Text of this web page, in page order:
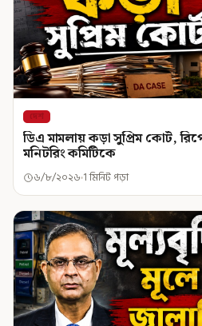
দেশ
ডিএ মামলায় কড়া সুপ্রিম কোর্ট,
মনিটরিং কমিটিকে
৬/৮/২০২৬ 1 মিনিট পড়া